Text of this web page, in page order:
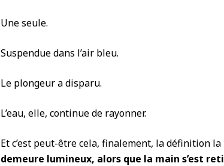
Une seule.
Suspendue dans l’air bleu.
Le plongeur a disparu.
L’eau, elle, continue de rayonner.
Et c’est peut-être cela, finalement, la définition
demeure lumineux, alors que la main s’est